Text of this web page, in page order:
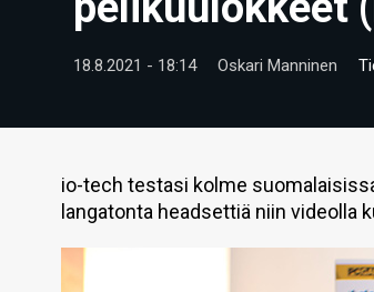
18.8.2021 - 18:14 Oskari Manninen
io-tech testasi kolme
langatonta headsettiä niin